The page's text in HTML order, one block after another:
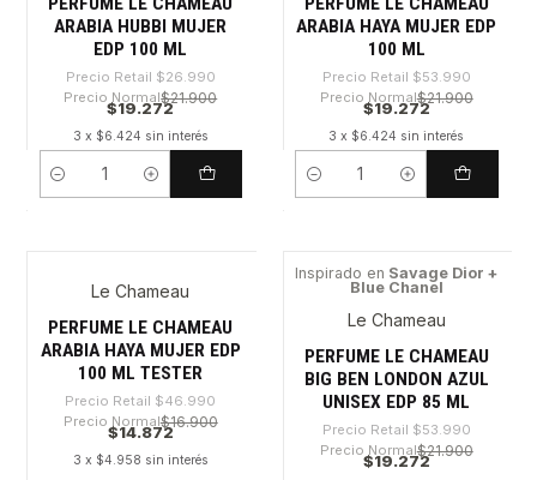
ARABIA HUBBI MUJER
EDP 100 ML
Precio Retail $26.990
Precio Normal$21.900
$19.272
3 x $6.424 sin interés
Cantidad
ARABIA HAYA MUJER EDP
100 ML
Precio Retail $53.990
Precio Normal$21.900
$19.272
3 x $6.424 sin interés
Cantidad
-68%Le Chameau
PERFUME LE CHAMEAU
ARABIA HAYA MUJER EDP
100 ML TESTER
Precio Retail $46.990
Precio Normal$16.900
$14.872
3 x $4.958 sin interés
-64%
Inspirado en Savage Dior +
Blue Chanel
Le Chameau
PERFUME LE CHAMEAU
BIG BEN LONDON AZUL
UNISEX EDP 85 ML
Precio Retail $53.990
Precio Normal$21.900
$19.272